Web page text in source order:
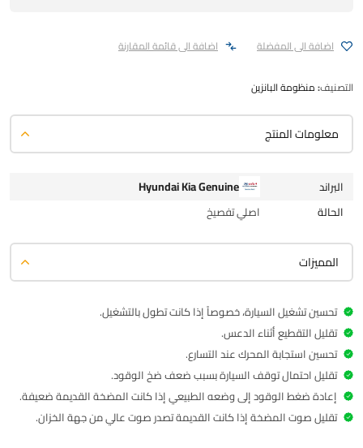
اضافة الى المفضلة اضافة الى قائمة المقارنة
التصنيف:منظومة البانزين
معلومات المنتج
البراند Hyundai Kia Genuine
الحالة اصلي تفصيخ
المميزات
تحسين تشغيل السيارة، خصوصاً إذا كانت تطول بالتشغيل.
تقليل التقطيع أثناء الدعس.
تحسين استجابة المحرك عند التسارع.
تقليل احتمال توقف السيارة بسبب ضعف ضخ الوقود.
إعادة ضغط الوقود إلى وضعه الطبيعي إذا كانت المضخة القديمة ضعيفة.
تقليل صوت المضخة إذا كانت القديمة تصدر صوت عالي من جهة الخزان.